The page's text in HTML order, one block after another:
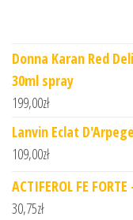
Donna Karan Red
30ml spray
199,00zł
Lanvin Eclat
109,00zł
ACTIFEROL FE
30,75zł